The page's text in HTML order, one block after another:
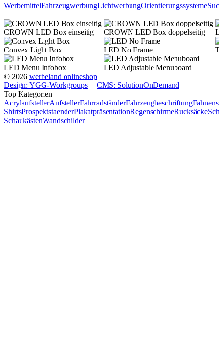
WerbemittelFahrzeugwerbungLichtwerbungOrientierungssysteme
CROWN LED Box einseitig CROWN LED Box doppelseitig
Convex Light Box LED No Frame
LED Menu Infobox
LED Adjustable Menuboard
© 2026 werbeland onlineshop
Design: YGG-Workgroups | CMS: SolutionOnDemand
Top Kategorien
AcrylaufstellerAufstellerFahrradständerFahrzeugbeschriftung
ShirtsProspektstaenderPlakatpräsentationRegenschirmeRucksäcke
SchaukästenWandschilder